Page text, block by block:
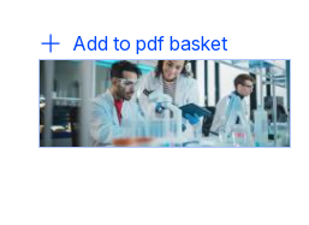
Add to pdf basket